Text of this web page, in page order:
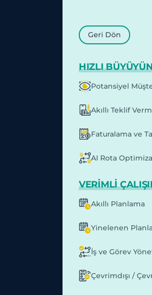
Geri Dön
HIZLI
Potansiyel
Akıllı Teklif
Faturalama ve
AI Rota
VERIMLI
Akıllı Planlama
Yinelenen
İş ve Görev
Çevrimdışı /